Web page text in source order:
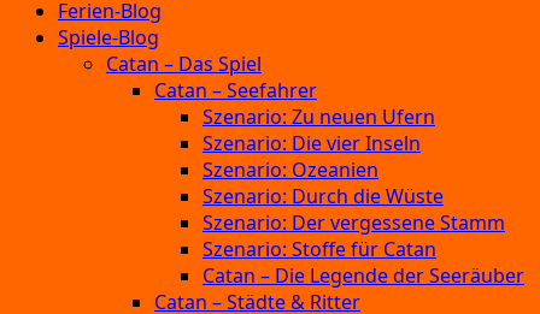
Ferien-Blog
Spiele-Blog
Catan – Das Spiel
Catan – Seefahrer
Szenario: Zu neuen Ufern
Szenario: Die vier Inseln
Szenario: Ozeanien
Szenario: Durch die Wüste
Szenario: Der vergessene Stamm
Szenario: Stoffe für Catan
Catan – Die Legende der Seeräuber
Catan – Städte & Ritter